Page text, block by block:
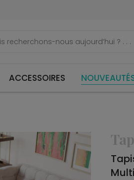
ACCESSOIRES